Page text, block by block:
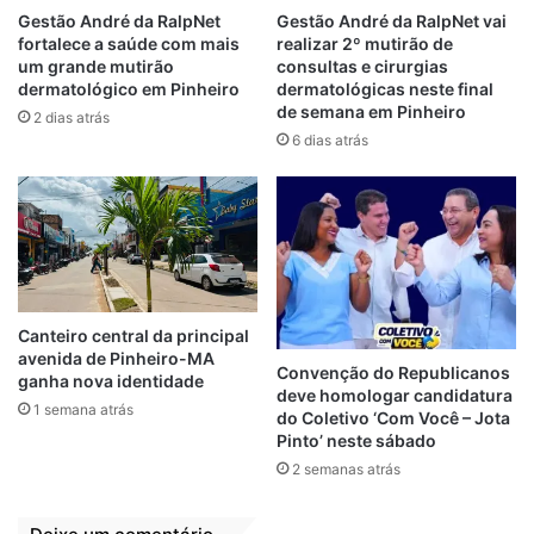
prioridade para as comunidades.
A manutenção dos poços é importante para
a eficiência no abastecimento de água, já
que além da água ser vida, também faz
implantado na gestão Heliezer. Atualmente
moradores de várias comunidades estão
sofrendo com a falta de água devido à
bombas queimadas e outras situações
causadas pelo abandono deixado pelo ex-
prefeito.
“A gente faz por que a função do bom
gestor é trabalhar para o bem da sua
comunidade; e por ser um sinônimo de
Gestão André da RalpNet
fortalece a saúde com mais
um grande mutirão
dermatológico em Pinheiro
2 dias atrás
Gestão André da RalpNet vai
realizar 2º mutirão de
consultas e cirurgias
dermatológicas neste final
de semana em Pinheiro
6 dias atrás
Canteiro central da principal
avenida de Pinheiro-MA
ganha nova identidade
1 semana atrás
Convenção do Republicanos
deve homologar candidatura
do Coletivo ‘Com Você – Jota
Pinto’ neste sábado
2 semanas atrás